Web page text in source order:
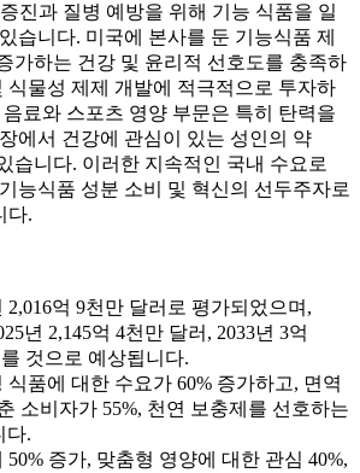
진과 질병 예방을 위해 기능 식품을 일
습니다. 미국에 본사를 둔 기능식품 제
가하는 건강 및 윤리적 선호도를 충족하
식물성 제제 개발에 적극적으로 투자하
료와 스포츠 영양 부문은 특히 탄력을
에서 건강에 관심이 있는 성인의 약
습니다. 이러한 지속적인 국내 수요로
능식품 성분 소비 및 혁신의 선두주자로
다.
2,016억 9천만 달러로 평가되었으며,
년 2,145억 4천만 달러, 2033년 3억
것으로 예상됩니다.
식품에 대한 수요가 60% 증가하고, 면역
소비자가 55%, 천연 보충제를 선호하는
다.
50% 증가, 맞춤형 영양에 대한 관심 40%,